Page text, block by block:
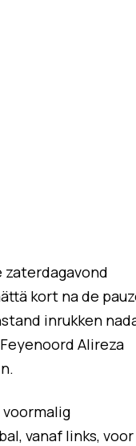
zaterdagavond
kort na de
inrukken
Alireza
vanaf links, voor